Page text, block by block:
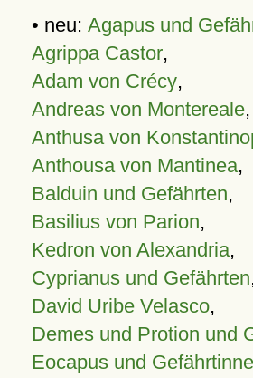
• neu: Agapus und
Agrippa Castor,
Adam von Crécy,
Andreas von Montereale,
Anthusa von
Anthousa von Mantinea,
Balduin und Gefährten,
Basilius von Parion,
Kedron von Alexandria,
Cyprianus und Gefährten
David Uribe Velasco,
Demes und Protion und
Eocapus und